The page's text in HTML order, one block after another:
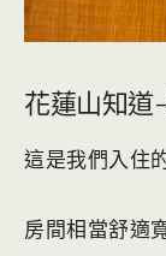
花蓮山知道
這是我們入住
房間相當舒適